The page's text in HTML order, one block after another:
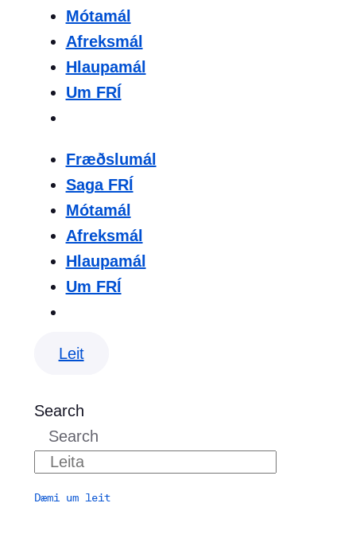
Mótamál
Afreksmál
Hlaupamál
Um FRÍ
Fræðslumál
Saga FRÍ
Mótamál
Afreksmál
Hlaupamál
Um FRÍ
Leit
Search
Search
Dæmi um leit